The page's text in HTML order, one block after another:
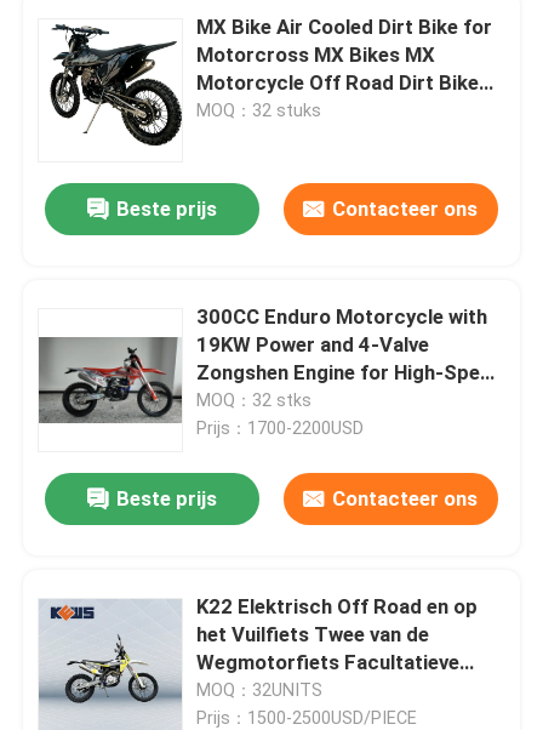
MX Bike Air Cooled Dirt Bike for
Motorcross MX Bikes MX
Motorcycle Off Road Dirt Bike
for Enduro KEWS Dirtbike
MOQ：32 stuks
Beste prijs Contacteer ons
300CC Enduro Motorcycle with
19KW Power and 4-Valve
Zongshen Engine for High-Speed
Off-Road Dirt Bike
MOQ：32 stks
Prijs：1700-2200USD
Beste prijs Contacteer ons
K22 Elektrisch Off Road en op
het Vuilfiets Twee van de
Wegmotorfiets Facultatieve
Versie
MOQ：32UNITS
Prijs：1500-2500USD/PIECE